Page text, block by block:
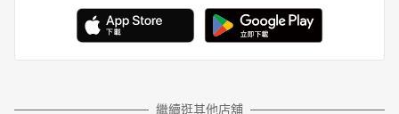
繼續逛其他店舖